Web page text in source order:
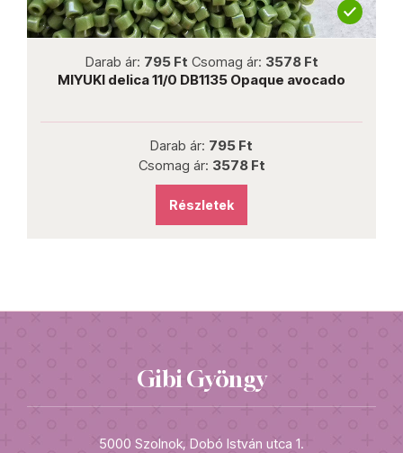
Darab ár: 795 Ft Csomag ár: 3578 Ft
MIYUKI delica 11/0 DB1135 Opaque avocado
Darab ár: 795 Ft
Csomag ár: 3578 Ft
Részletek
Gibi Gyöngy
5000 Szolnok, Dobó István utca 1.